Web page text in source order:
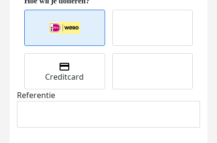
Creditcard
Referentie